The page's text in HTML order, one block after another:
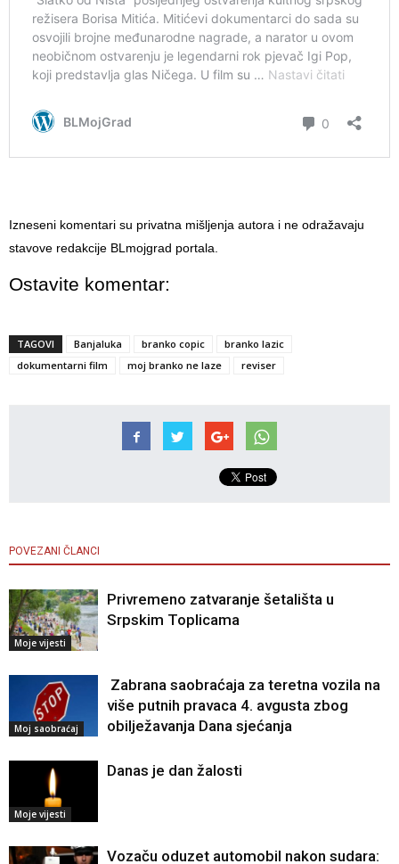
Izneseni komentari su privatna mišljenja autora i ne odražavaju
stavove redakcije BLmojgrad portala.
Ostavite komentar:
TAGOVI Banjaluka branko copic
branko lazic
dokumentarni film
moj branko ne laze reviser
POVEZANI ČLANCI
Moje vijesti
Privremeno zatvaranje šetališta u
Srpskim Toplicama
Moj saobraćaj
Zabrana saobraćaja za teretna vozila na
više putnih pravaca 4. avgusta zbog
obilježavanja Dana sjećanja
Moje vijesti
Danas je dan žalosti
Vozaču oduzet automobil nakon sudara: